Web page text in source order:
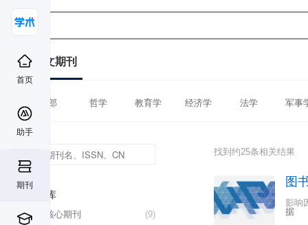
首页
助手
期刊
中文期刊
全部 哲学 教育学 经济学 法学 军事
数据库
(9)
北大核心期刊
找到约25条相关结果
图
影响
据